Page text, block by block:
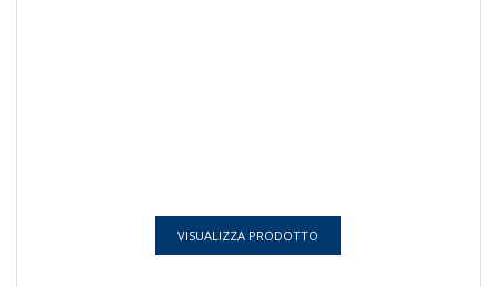
VISUALIZZA PRODOTTO